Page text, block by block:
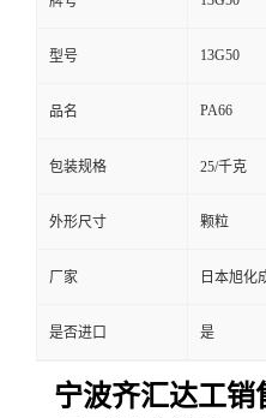
型号 13G50
品名 PA66
包装规格 25/千克
外形尺寸 颗粒
厂家 日本旭化
是否进口 是
宁波齐汇达工销